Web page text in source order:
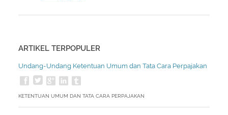
ARTIKEL TERPOPULER
Undang-Undang Ketentuan Umum dan Tata Cara Perpajakan
KETENTUAN UMUM DAN TATA CARA PERPAJAKAN